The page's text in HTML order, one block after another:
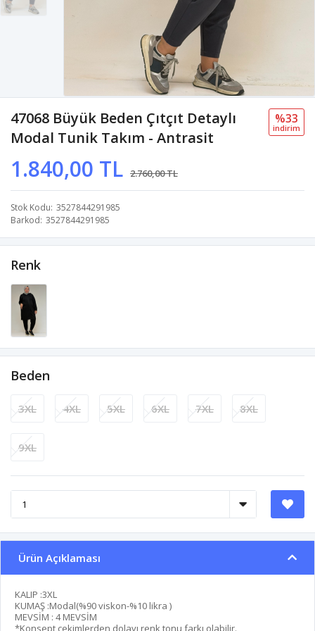
47068 Büyük Beden Çıtçıt Detaylı
Modal Tunik Takım - Antrasit
1.840,00 TL 2.760,00 TL
%33
i̇ndi̇ri̇m
Stok Kodu 3527844291985
Barkod 3527844291985
Renk
Beden
3XL 4XL 5XL 6XL 7XL 8XL
9XL
Ürün Açıklaması
KALIP :3XL
KUMAŞ :Modal(%90 viskon-%10 likra )
MEVSİM : 4 MEVSİM
*Konsept çekimlerden dolayı renk tonu farkı olabilir.